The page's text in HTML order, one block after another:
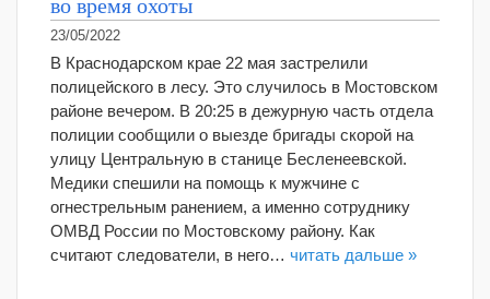
23/05/2022
В Краснодарском крае 22 мая застрелили
полицейского в лесу. Это случилось в Мостовском
районе вечером. В 20:25 в дежурную часть отдела
полиции сообщили о выезде бригады скорой на
улицу Центральную в станице Бесленеевской.
Медики спешили на помощь к мужчине с
огнестрельным ранением, а именно сотруднику
ОМВД России по Мостовскому району. Как
считают следователи, в него… читать дальше »